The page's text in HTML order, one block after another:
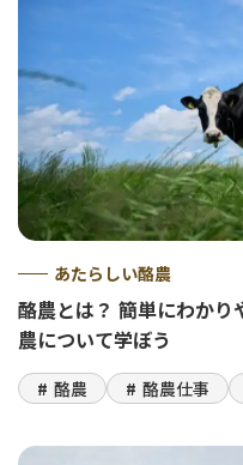
あたらしい酪農
酪農とは？ 簡単にわか
農について学ぼう
酪農 酪農仕事